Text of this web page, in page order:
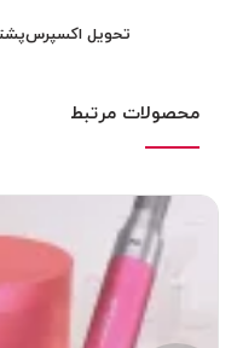
تحویل اکسپرس
محصولات مرتبط